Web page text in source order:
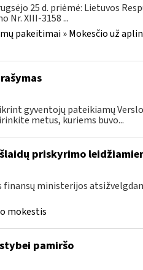
25 d. priėmė: Lietuvos
Nr. XIII-3158 ...
pakeitimai » Mokesčio už
gyventojų pateikiamų
metus, kuriems buvo...
priskyrimo
ministerijos
mokestis
pamiršo